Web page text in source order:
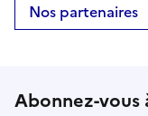
Nos partenaires
Abonnez-